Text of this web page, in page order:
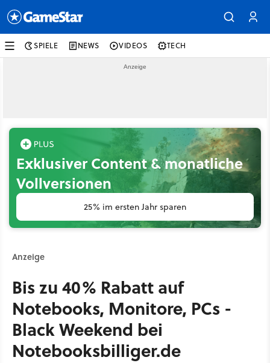
SPIELE NEWS VIDEOS TECH
Exklusiver Content & monatliche
Vollversionen
25% im ersten Jahr sparen
Anzeige
Bis zu 40% Rabatt auf
Notebooks, Monitore, PCs -
Black Weekend bei
Notebooksbilliger.de